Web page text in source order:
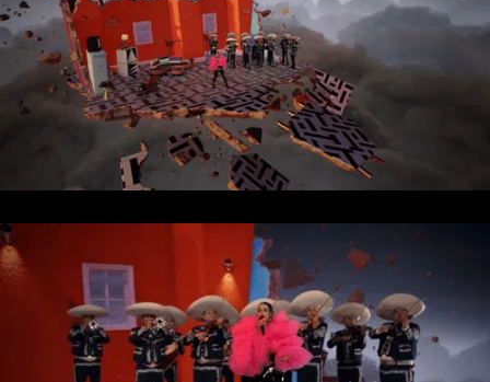
Tour
Bernadette de Lourdes - Le spectacle
musical
Muse - Simulation Theory World Tour
Kelly Clarkson - Meaning of Life Tour
Taylor Swift - reputation Stadium Tour
Usher - RNB Fridays Live
Cher - Here We Go Again Tour
Bruno Mars - Nio Day Live
P!NK - Beautiful Trauma World Tour
Première mondiale de l'Audi e-tron